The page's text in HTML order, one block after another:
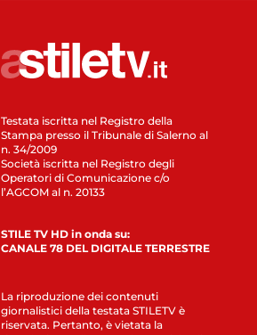
Testata iscritta nel Registro della
Stampa presso il Tribunale di Salerno al
n. 34/2009
Società iscritta nel Registro degli
Operatori di Comunicazione c/o
l’AGCOM al n. 20133
STILE TV HD in onda su:
CANALE 78 DEL DIGITALE TERRESTRE
La riproduzione dei contenuti
giornalistici della testata STILETV è
riservata. Pertanto, è vietata la